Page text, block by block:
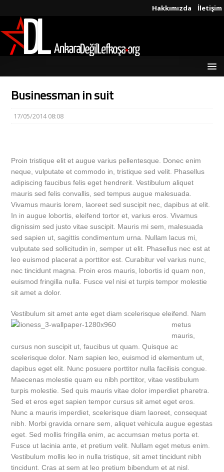
Hakkımızda İletişim
Businessman in suit
17/05/2014 08:08
Proin tristique elit et augue varius pellentesque. Donec enim
neque, vulputate et commodo in, tristique sed velit. Phasellus
adipiscing faucibus felis eget hendrerit. Vestibulum aliquet
mauris sed felis convallis, sed tempus augue malesuada.
Vivamus mauris lorem, laoreet sed suscipit nec, dapibus at elit.
In in augue lobortis, eleifend tortor et, varius eros. Vivamus
dignissim sed justo vitae suscipit. Mauris mi sem, malesuada
sed sapien ut, sagittis condimentum urna. Nullam lacus mi,
vulputate sed sollicitudin in, semper ut elit. Phasellus nec est at
leo euismod placerat a porttitor est. Curabitur vel varius nunc,
nec tincidunt magna. Proin eros mauris, lobortis id quam non,
euismod fringilla nulla. Fusce vel nisi et turpis tempor molestie
sit amet a dolor.
Vestibulum sit amet ante eget diam scelerisque eleifend. Nam
metus
mauris,
cursus non suscipit ut, faucibus ut quam. Quisque ac
scelerisque dolor. Nam sapien leo, euismod id elementum ut,
dapibus eget elit. Nunc posuere porttitor nulla facilisis congue.
Maecenas molestie quam eu nibh porttitor, vitae vestibulum
turpis molestie. Sed quis mauris vitae dolor imperdiet pharetra.
Sed et eros eget sapien tempor cursus sit amet eget eros.
Nunc a mauris imperdiet, scelerisque diam laoreet, consequat
nibh. Morbi gravida ornare sem, aliquet vehicula augue egestas
eget. Sed mollis fringilla enim, ac accumsan metus porta et.
Fusce ut lacinia ante, et pretium velit. Nullam eget metus enim.
Vestibulum mollis leo in nulla tristique, sit amet tincidunt nibh
tincidunt. Cras at sem at leo pretium bibendum et at nisl.